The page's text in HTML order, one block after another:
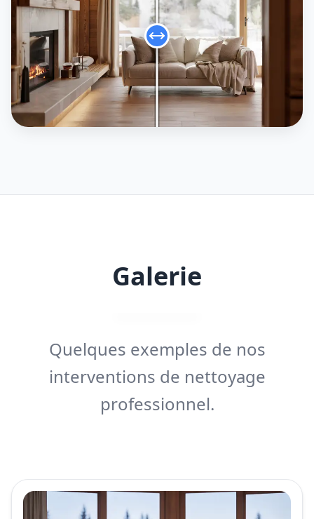
Galerie
Quelques exemples de nos
interventions de nettoyage
professionnel.